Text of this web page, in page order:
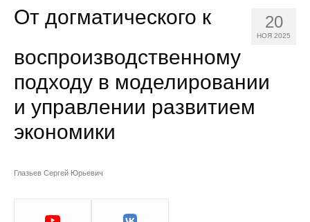
О нас
Об институте
Научные подразделения
Администрация
20
НОЯ 2025
От догматического к
воспроизводственному
подходу в моделировании
и управлении развитием
экономики
Глазьев Сергей Юрьевич